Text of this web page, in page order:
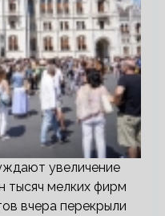
увеличение
тысяч мелких фирм
вчера перекрыли